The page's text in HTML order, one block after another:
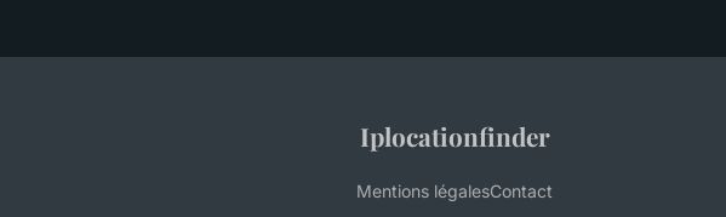
Iplocationfinder
Mentions légalesContact